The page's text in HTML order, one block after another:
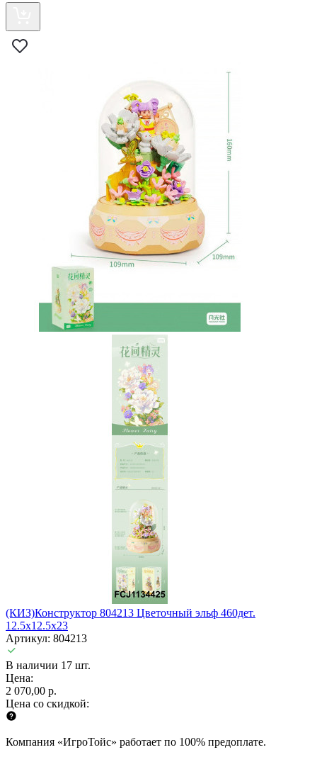
(КИЗ)Конструктор 804213 Цветочный эльф 460дет.
12.5x12.5x23
Артикул: 804213
В наличии 17 шт.
Цена:
2 070,00 р.
Цена со скидкой:
Компания «ИгроТойс» работает по 100% предоплате.